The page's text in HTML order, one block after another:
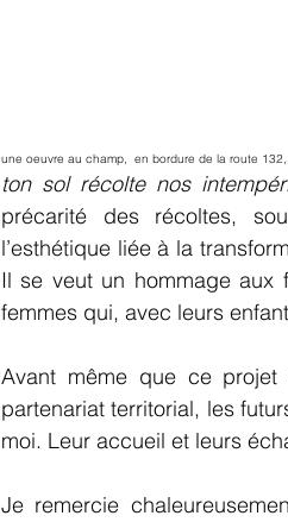
une oeuvre au champ, en bordure de la route 132,
ton sol récolte nos
précarité des récoltes,
l’esthétique liée à la
Il se veut un hommage aux
femmes qui, avec leurs
Avant même que ce
partenariat territorial, les
moi. Leur accueil et leurs
Je remercie